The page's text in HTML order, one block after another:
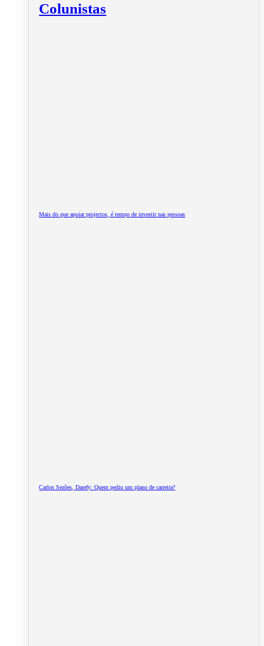
Colunistas
Mais do que apoiar projectos, é tempo de investir nas pessoas
Carlos Sezões, Darefy: Quem pediu um plano de carreira?